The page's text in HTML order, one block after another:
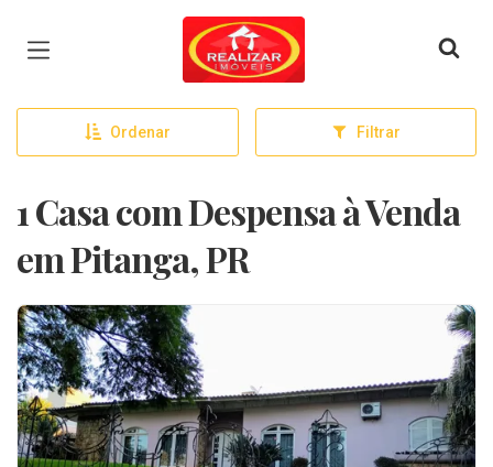
Página inicial
Ordenar Filtrar
1 Casa com Despensa à Venda
em Pitanga, PR